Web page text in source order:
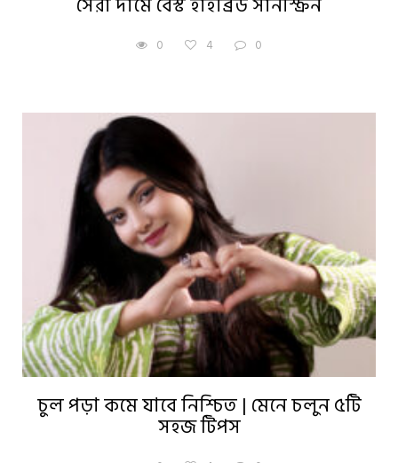
0 4 0
চুল পড়া কমে যাবে নিশ্চিত | মেনে চলুন ৫টি
সহজ টিপস